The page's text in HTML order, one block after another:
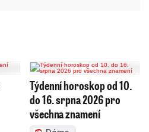
Týdenní horoskop od 10.
do 16. srpna 2026 pro
všechna znamení